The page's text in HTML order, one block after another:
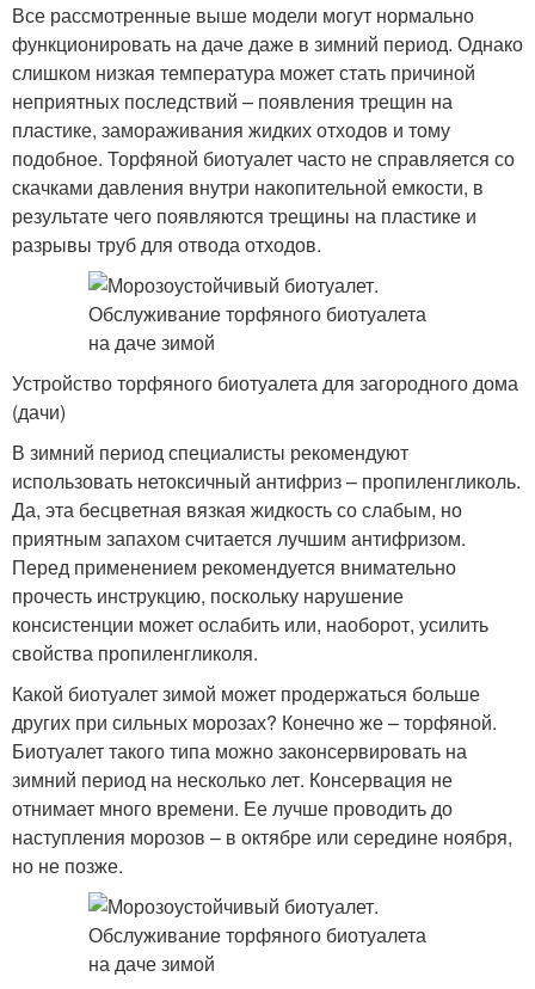
Все рассмотренные выше модели могут нормально
функционировать на даче даже в зимний период. Однако
слишком низкая температура может стать причиной
неприятных последствий – появления трещин на
пластике, замораживания жидких отходов и тому
подобное. Торфяной биотуалет часто не справляется со
скачками давления внутри накопительной емкости, в
результате чего появляются трещины на пластике и
разрывы труб для отвода отходов.
Устройство торфяного биотуалета для загородного дома
(дачи)
В зимний период специалисты рекомендуют
использовать нетоксичный антифриз – пропиленгликоль.
Да, эта бесцветная вязкая жидкость со слабым, но
приятным запахом считается лучшим антифризом.
Перед применением рекомендуется внимательно
прочесть инструкцию, поскольку нарушение
консистенции может ослабить или, наоборот, усилить
свойства пропиленгликоля.
Какой биотуалет зимой может продержаться больше
других при сильных морозах? Конечно же – торфяной.
Биотуалет такого типа можно законсервировать на
зимний период на несколько лет. Консервация не
отнимает много времени. Ее лучше проводить до
наступления морозов – в октябре или середине ноября,
но не позже.